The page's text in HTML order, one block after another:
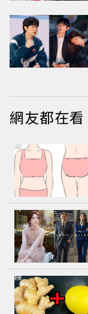
網友都在看
PR
PR